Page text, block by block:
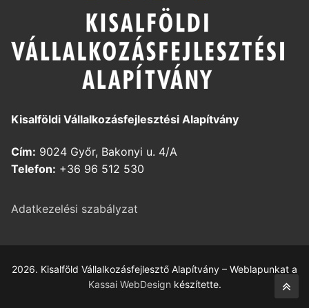
Kisalföldi Vállalkozásfejlesztési Alapítvány
Cím: 9024 Győr, Bakonyi u. 4/A
Telefon: +36 96 512 530
Adatkezelési szabályzat
2026. Kisalföld Vállalkozásfejlesztő Alapítvány – Weblapunkat a
Kassai WebDesign készítette.